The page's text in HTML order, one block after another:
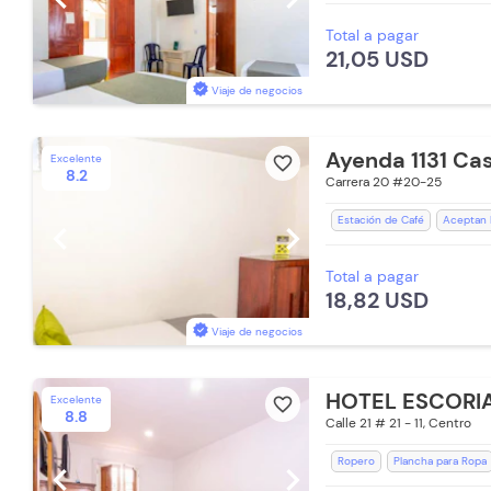
Viaje de negocios
Aceptan Mascotas (Cargo
Ducha
Lavandería (Cargo
Total a pagar
21,05 USD
Excelente
8.2
favorite_border
Viaje de negocios
chevron_right
Ayenda 1131
Carrera 20 #20-25
Estación de Café Aceptan
Baño Privado
Toallas de cuerpo
Total a pagar
18,82 USD
Excelente
8.8
favorite_border
chevron_left chevron_right
HOTEL
Calle 21 # 21 - 11, Centro
Ropero Plancha para Ropa